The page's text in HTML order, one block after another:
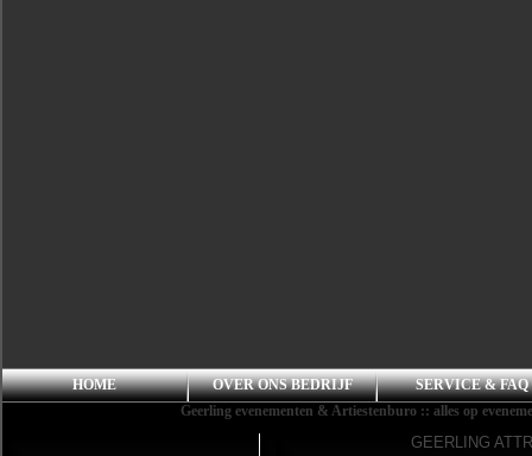
HOME OVER ONS BEDRIJF
SERVICE & FAQ
Geerling evenementen & Artiestenburo :: alles op
GEERLING